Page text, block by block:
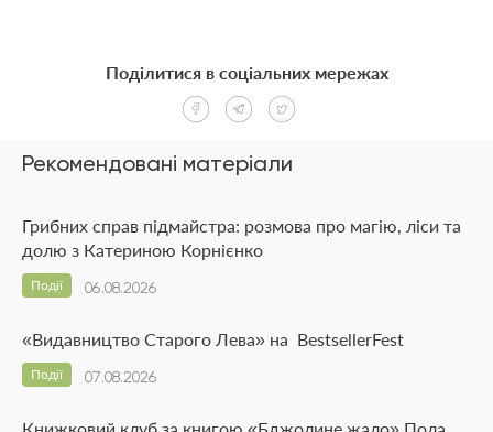
Рекомендовані матеріали
Грибних справ підмайстра: розмова про магію, ліси та
долю з Катериною Корнієнко
06.08.2026
Події
«Видавництво Старого Лева» на BestsellerFest
07.08.2026
Події
Поділитися в соціальних мережах